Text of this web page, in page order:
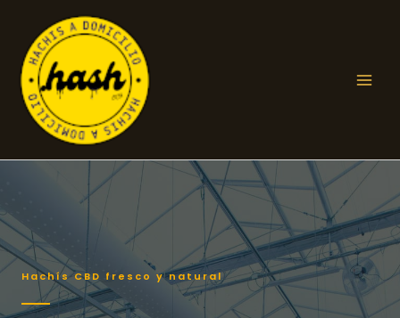
contenido
Hachís CBD fresco y natural